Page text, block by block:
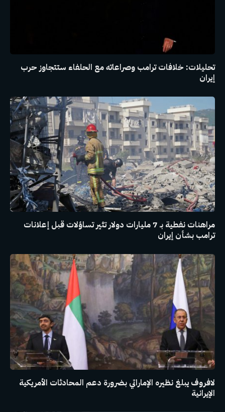
تحليلات: خلافات ترامب وصراعاته مع الحلفاء ستتجاوز حرب
إيران
مراهنات نفطية بـ 7 مليارات دولار تثير تساؤلات قبل إعلانات
ترامب بشأن إيران
لافروف يبلغ نظيره الإماراتي بضرورة دعم المحادثات الأمريكية
الإيرانية